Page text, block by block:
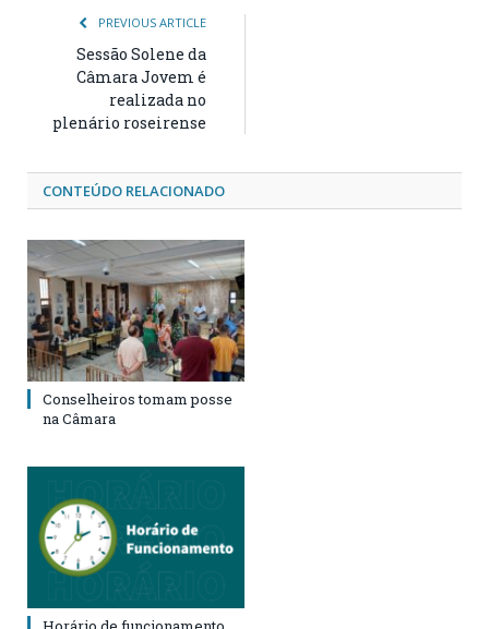
PREVIOUS ARTICLE
Sessão Solene da
Câmara Jovem é
realizada no
plenário roseirense
CONTEÚDO RELACIONADO
Conselheiros tomam posse
na Câmara